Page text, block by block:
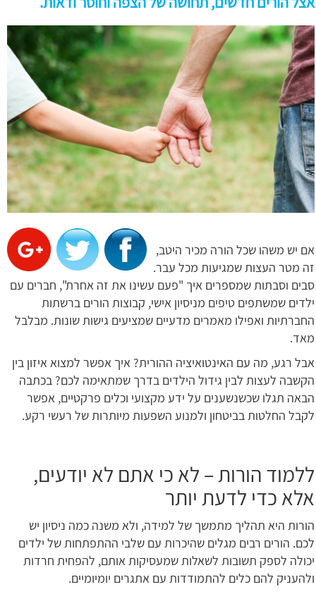
אם יש משהו שכל הורה מכיר היטב,
זה מטר העצות שמגיעות מכל עבר.
סבים וסבתות שמספרים איך "פעם עשינו את זה אחרת", חברים עם
ילדים שמשתפים טיפים מניסיון אישי, קבוצות הורים ברשתות
החברתיות ואפילו מאמרים מדעיים שמציעים גישות שונות. מבלבל
מאד.
אבל רגע, מה עם האינטואיציה ההורית? איך אפשר למצוא איזון בין
הקשבה לעצות לבין גידול הילדים בדרך שמתאימה לכם? בכתבה
הבאה תגלו שכשנשענים על ידע מקצועי וכלים פרקטיים, אפשר
לקבל החלטות בביטחון ולמנוע השפעות מיותרות של רעשי רקע.
ללמוד הורות – לא כי אתם לא יודעים,
אלא כדי לדעת יותר
הורות היא תהליך מתמשך של למידה, ולא משנה כמה ניסיון יש
לכם. הורים רבים מגלים שהיכרות עם שלבי ההתפתחות של ילדים
יכולה לספק תשובות לשאלות שמעסיקות אותם, להפחית חרדות
ולהעניק להם כלים להתמודדות עם אתגרים יומיומיים.